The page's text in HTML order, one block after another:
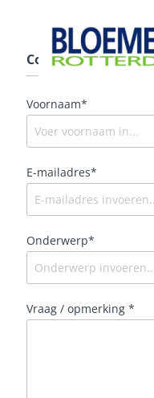
Contact
Voornaam*
E-mailadres*
Onderwerp*
Vraag / opmerking *